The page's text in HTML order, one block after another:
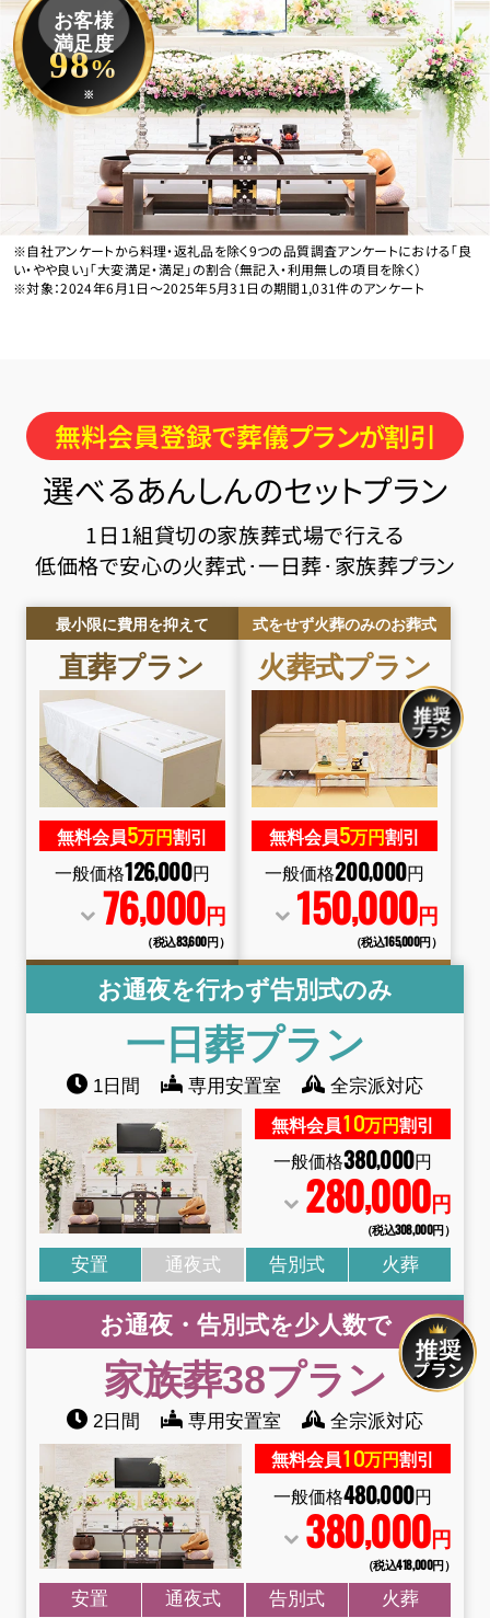
お客様
満足度
98%
※
※自社アンケートから料理・返礼品を除く9つの品質調査アンケートにおける「良
い・やや良い」「大変満足・満足」の割合（無記入・利用無しの項目を除く）
※対象：2024年6月1日〜2025年5月31日の期間1,031件のアンケート
無料会員登録で葬儀プランが割引
選べるあんしんのセットプラン
1日1組貸切の家族葬式場で行える
低価格で安心の火葬式･一日葬･家族葬プラン
最小限に費用を抑えて
直葬プラン
無料会員5万円割引
一般価格126,000円
76,000円
（税込83,600円）
式をせず火葬のみのお葬式
火葬式プラン
無料会員5万円割引
一般価格200,000円
150,000円
（税込165,000円）
お通夜を行わず告別式のみ
一日葬プラン
1日間 専用安置室 全宗派対応
無料会員10万円割引
一般価格380,000円
280,000円
（税込308,000円）
安置 通夜式 告別式 火葬
お通夜・告別式を少人数で
家族葬38プラン
2日間 専用安置室 全宗派対応
無料会員10万円割引
一般価格480,000円
380,000円
（税込418,000円）
安置 通夜式 告別式 火葬